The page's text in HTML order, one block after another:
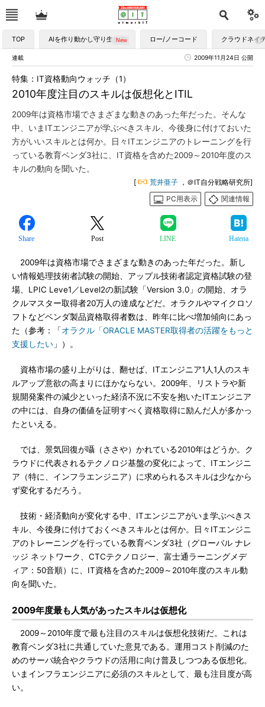
TOP AIを作り動かし守り生かす ロー/ノーコード クラウドネイ
連載 2009年11月24日 公開
2010年度注目のスキルは仮想化とITIL
特集：IT資格動向ウォッチ（1）
2009年は資格市場でさまざまな動きのあった年だった。そんな
中、いまITエンジニアが学ぶべきスキル、今後身に付けておいた
方がいいスキルとは何か。日々ITエンジニアのトレーニングを行
っている教育ベンダ3社に、IT資格を含めた2009～2010年度のス
キルの動向を聞いた。
[ 荒井亜子 ，＠IT自分戦略研究所]
PC用表示
関連情報
Share Post LINE Hatena
2009年は資格市場でさまざまな動きのあった年だった。新し
い情報処理技術者試験の開始、アップル技術者認定資格試験の登
場、LPIC Leve1／Level2の新試験「Version 3.0」の開始、オラ
クルマスター取得者20万人の達成などだ。オラクルやマイクロソ
フトなどベンダ製品資格取得者数は、昨年に比べ増加傾向にあっ
た（参考：「オラクル「ORACLE MASTER取得者の活躍をもっと
支援したい 」）。
資格市場の盛り上がりは、翻せば、ITエンジニア1人1人のスキ
ルアップ意欲の高まりにほかならない。2009年、リストラや新
規開発案件の減少といった経済不況に不安を抱いたITエンジニア
の中には、自身の価値を証明すべく資格取得に励んだ人が多かっ
たといえる。
では、景気回復が囁（ささや）かれている2010年はどうか。ク
ラウドに代表されるテクノロジ基盤の変化によって、ITエンジニ
ア（特に、インフラエンジニア）に求められるスキルは少なから
ず変化するだろう。
技術・経済動向が変化する中、ITエンジニアがいま学ぶべきス
キル、今後身に付けておくべきスキルとは何か。日々ITエンジニ
アのトレーニングを行っている教育ベンダ3社（グローバル ナレ
ッジ ネットワーク、CTCテクノロジー、富士通ラーニングメデ
ィア：50音順）に、IT資格を含めた2009～2010年度のスキル動
向を聞いた。
2009年度最も人気があったスキルは仮想化
2009～2010年度で最も注目のスキルは仮想化技術だ。これは
教育ベンダ3社に共通していた意見である。運用コスト削減のた
めのサーバ統合やクラウドの活用に向け普及しつつある仮想化。
いまインフラエンジニアに必須のスキルとして、最も注目度が高
い。